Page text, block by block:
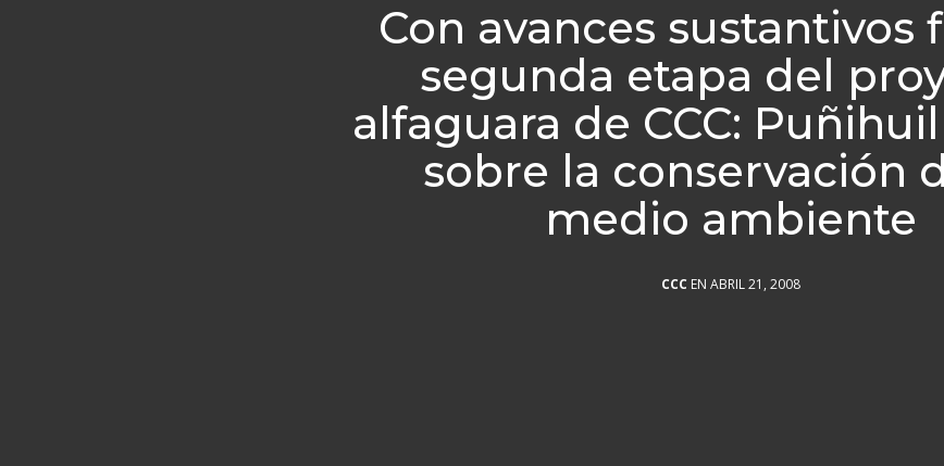
Con avances sustantivos
segunda etapa del
alfaguara de CCC:
sobre la conservación
medio ambiente
CCC EN ABRIL 21, 2008